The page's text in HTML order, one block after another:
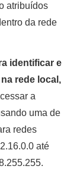
atribuídos
da rede
identificar e
rede local,
a
uma de
redes
até